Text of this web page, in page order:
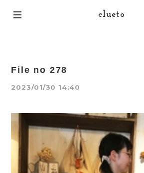
clueto
File no 278
2023/01/30 14:40